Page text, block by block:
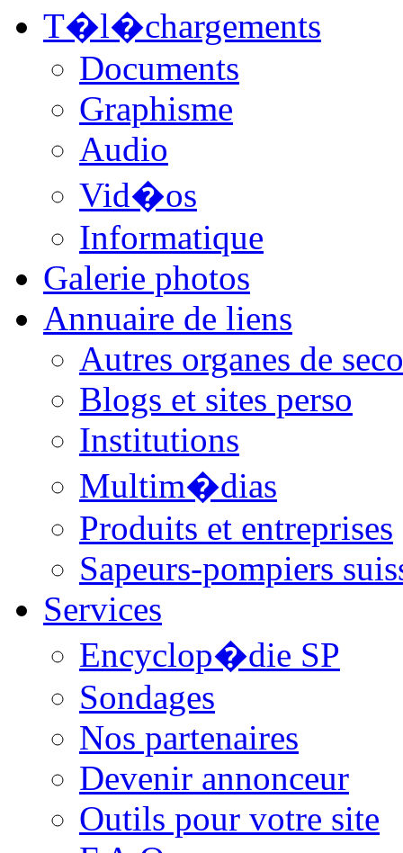
T�l�chargements
Documents
Graphisme
Audio
Vid�os
Informatique
Galerie photos
Annuaire de liens
Autres organes de
Blogs et sites perso
Institutions
Multim�dias
Produits et entreprises
Sapeurs-pompiers
Services
Encyclop�die SP
Sondages
Nos partenaires
Devenir annonceur
Outils pour votre site